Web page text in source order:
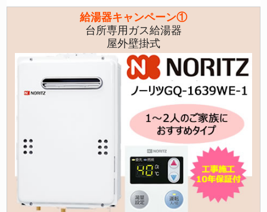
給湯器キャンペーン①
台所専用ガス給湯器
屋外壁掛式